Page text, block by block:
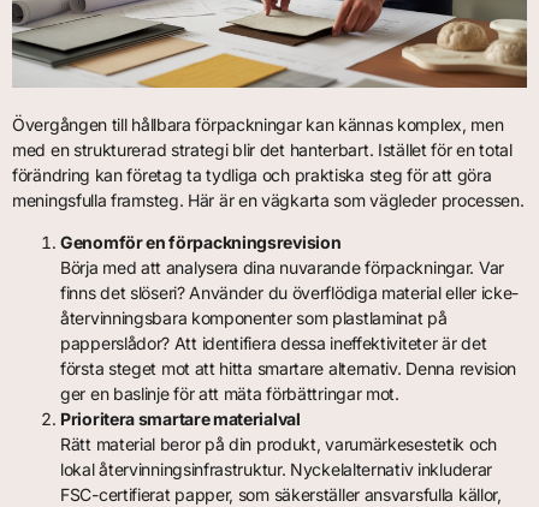
Övergången till hållbara förpackningar kan kännas komplex, men
med en strukturerad strategi blir det hanterbart. Istället för en total
förändring kan företag ta tydliga och praktiska steg för att göra
meningsfulla framsteg. Här är en vägkarta som vägleder processen.
Genomför en förpackningsrevision
Börja med att analysera dina nuvarande förpackningar. Var
finns det slöseri? Använder du överflödiga material eller icke-
återvinningsbara komponenter som plastlaminat på
papperslådor? Att identifiera dessa ineffektiviteter är det
första steget mot att hitta smartare alternativ. Denna revision
ger en baslinje för att mäta förbättringar mot.
Prioritera smartare materialval
Rätt material beror på din produkt, varumärkesestetik och
lokal återvinningsinfrastruktur. Nyckelalternativ inkluderar
FSC-certifierat papper, som säkerställer ansvarsfulla källor,